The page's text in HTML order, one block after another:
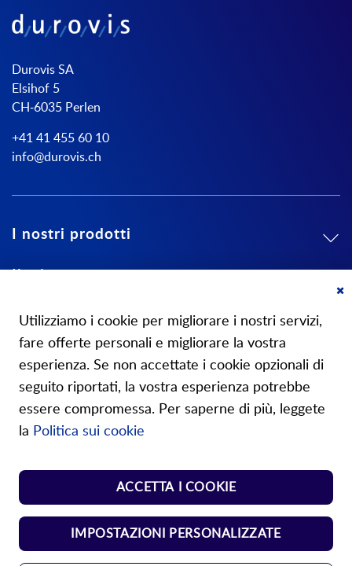
Durovis SA
Elsihof 5
CH-6035 Perlen
+41 41 455 60 10
info@durovis.ch
I nostri prodotti
Su di noi
I nostri negozi
Shop molle normalizzate
Shop elementi di manovra
Utilizziamo i cookie per migliorare i nostri servizi,
fare offerte personali e migliorare la vostra
esperienza. Se non accettate i cookie opzionali di
seguito riportati, la vostra esperienza potrebbe
essere compromessa. Per saperne di più, leggete
la Politica sui cookie
ACCETTA I COOKIE
IMPOSTAZIONI PERSONALIZZATE